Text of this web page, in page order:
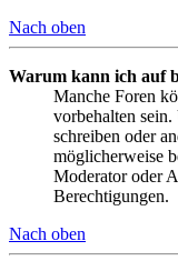
Nach oben
Warum kann ich auf
Manche Foren
vorbehalten sein.
schreiben oder
möglicherweise
Moderator oder
Berechtigungen.
Nach oben